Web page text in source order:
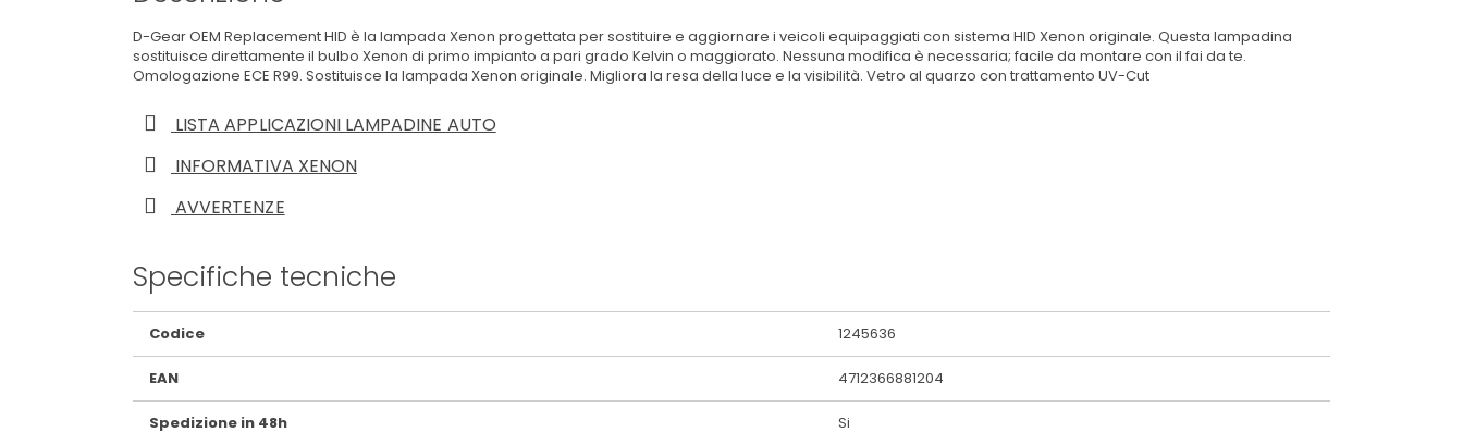
D-Gear OEM Replacement HID è la lampada Xenon progettata per sostituire e aggiornare i veicoli equipaggiati con sistema HID Xenon originale. Questa lampadina
sostituisce direttamente il bulbo Xenon di primo impianto a pari grado Kelvin o maggiorato. Nessuna modifica è necessaria; facile da montare con il fai da te.
Omologazione ECE R99. Sostituisce la lampada Xenon originale. Migliora la resa della luce e la visibilità. Vetro al quarzo con trattamento UV-Cut
LISTA APPLICAZIONI LAMPADINE AUTO
INFORMATIVA XENON
AVVERTENZE
Specifiche tecniche
Maggiori
Informazioni
Codice 1245636
EAN 4712366881204
Spedizione in 48h Si